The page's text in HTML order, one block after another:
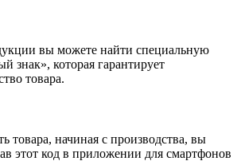
вы можете найти специальную
знак», которая гарантирует
товара.
товара, начиная с производства, вы
этот код в приложении для смартфонов